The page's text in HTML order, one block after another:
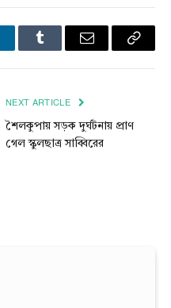
Tumblr Email
Copy
NEXT ARTICLE
শৈলকুপায় সড়ক দুর্ঘটনায় প্রাণ
গেল স্কুলছাত্র সাব্বিরের